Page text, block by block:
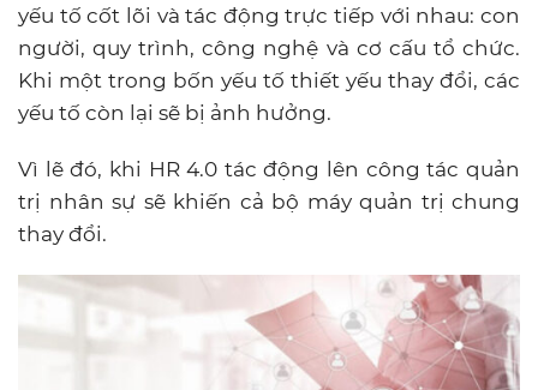
yếu tố cốt lõi và tác động trực tiếp với nhau: con
người, quy trình, công nghệ và cơ cấu tổ chức.
Khi một trong bốn yếu tố thiết yếu thay đổi, các
yếu tố còn lại sẽ bị ảnh hưởng.
Vì lẽ đó, khi HR 4.0 tác động lên công tác quản
trị nhân sự sẽ khiến cả bộ máy quản trị chung
thay đổi.